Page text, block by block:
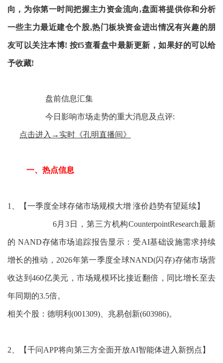
向，为你第一时间把握主力资金流向,盘面将提供你和分析
一些主力最近建仓个股,热门板块资金进出情况有兴趣的朋
友可以关注本博! 按f5查看盘中最新更新，如果好的可以给
予收藏!
盘前信息汇集
今日影响市场走势的重大消息及点评:
点击进入→实时《孔明直播间》
一、热点信息
1、【一季度全球存储市场规模大增 涨价趋势有望延续】
6月3日，第三方机构CounterpointResearch最新
的 NAND存储市场追踪报告显示：受AI基础设施需求持续
增长的推动，2026年第一季度全球NAND(闪存)存储市场营
收达到460亿美元，市场规模环比接近翻倍，同比增长至去
年同期的3.5倍。
相关个股：德明利(001309)、兆易创新(603986)。
2、【千问APP将向第三方全面开放AI智能体进入新拐点】